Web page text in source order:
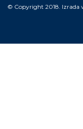
© Copyright 2018. Izrada